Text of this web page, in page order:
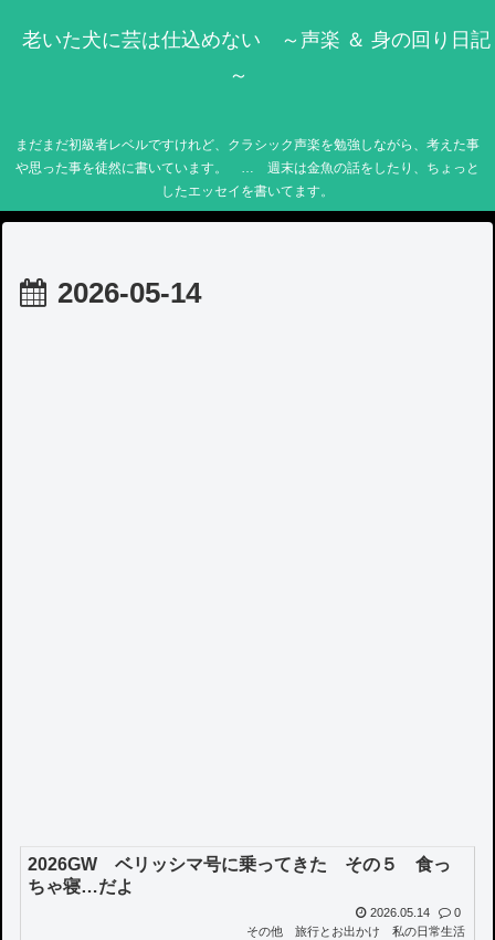
老いた犬に芸は仕込めない ～声楽 ＆ 身の回り日記
～
まだまだ初級者レベルですけれど、クラシック声楽を勉強しながら、考えた事
や思った事を徒然に書いています。 … 週末は金魚の話をしたり、ちょっと
したエッセイを書いてます。
2026-05-14
2026GW ベリッシマ号に乗ってきた その５ 食っ
ちゃ寝…だよ
2026.05.14
0
その他
旅行とお出かけ 私の日常生活